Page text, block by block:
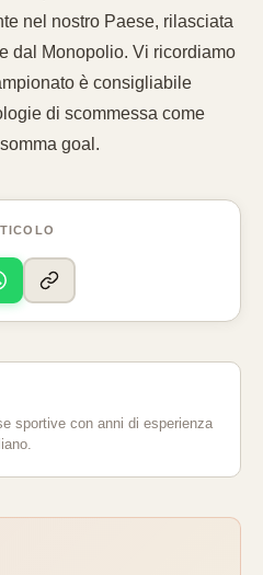
nel nostro Paese, rilasciata
dal Monopolio. Vi ricordiamo
è consigliabile
di scommessa come
goal.
sportive con anni di esperienza